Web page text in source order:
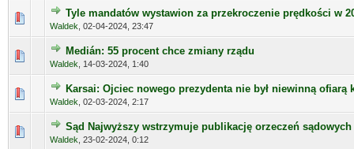
Tyle mandatów wystawion za przekroczenie prędkości w
Waldek 02-04-2024, 23:47
Medián: 55 procent chce zmiany rządu
Waldek 14-03-2024, 1:40
Karsai: Ojciec nowego prezydenta nie był niewinną
Waldek 02-03-2024, 2:17
Sąd Najwyższy wstrzymuje publikację orzeczeń sądowych
Waldek 23-02-2024, 0:12